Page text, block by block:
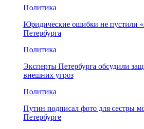
Политика
Юридические ошибки не пустили
Петербурга
Политика
Эксперты Петербурга обсудили
внешних угроз
Политика
Путин подписал фото для сестры
Петербурге